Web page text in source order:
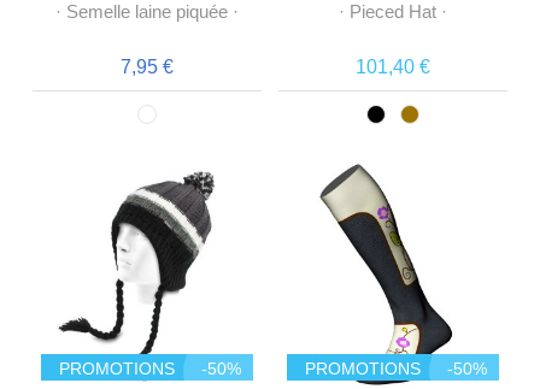
· Semelle laine piquée ·
7,95 €
· Pieced Hat ·
101,40 €
PROMOTIONS -50% PROMOTIONS -50%